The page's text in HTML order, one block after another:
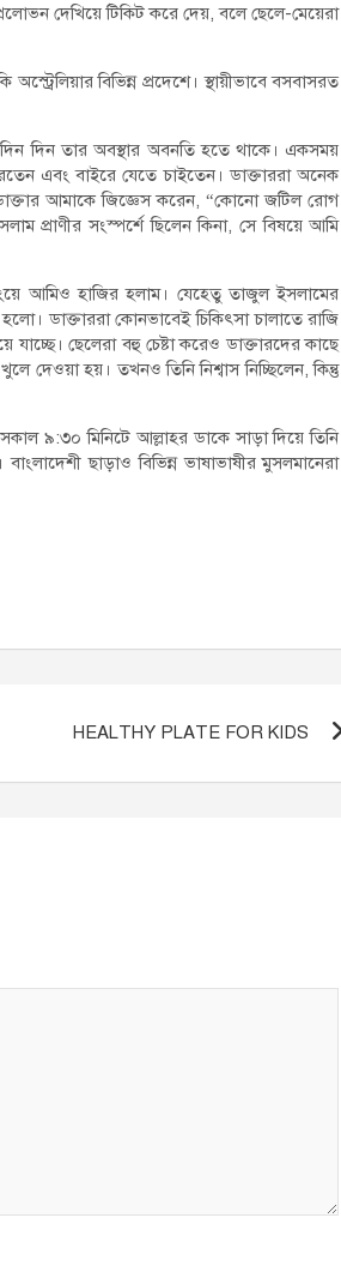
দেখিয়ে টিকিট করে দেয়, বলে ছেলে-মেয়েরা
বিভিন্ন প্রদেশে। স্থায়ীভাবে বসবাসরত
দিন তার অবস্থার অবনতি হতে থাকে। একসময়
এবং বাইরে যেতে চাইতেন। ডাক্তাররা অনেক
আমাকে জিজ্ঞেস করেন, “কোনো জটিল রোগ
প্রাণীর সংস্পর্শে ছিলেন কিনা, সে বিষয়ে আমি
আমিও হাজির হলাম। যেহেতু তাজুল ইসলামের
ডাক্তাররা কোনভাবেই চিকিৎসা চালাতে রাজি
ছেলেরা বহু চেষ্টা করেও ডাক্তারদের কাছে
দেওয়া হয়। তখনও তিনি নিশ্বাস নিচ্ছিলেন, কিন্তু
৯:৩০ মিনিটে আল্লাহর ডাকে সাড়া দিয়ে তিনি
ছাড়াও বিভিন্ন ভাষাভাষীর মুসলমানেরা
HEALTHY PLATE FOR KIDS